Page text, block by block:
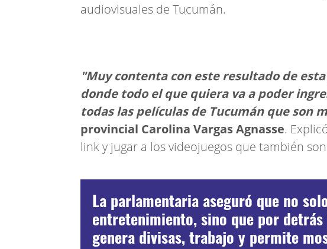
audiovisuales de Tucumán.
"Muy contenta con este resultado de
donde todo el que quiera va a poder
todas las películas de Tucumán que son
provincial Carolina Vargas Agnasse.
link y jugar a los videojuegos que también
La parlamentaria aseguró que no
entretenimiento, sino que por
genera divisas, trabajo y permite